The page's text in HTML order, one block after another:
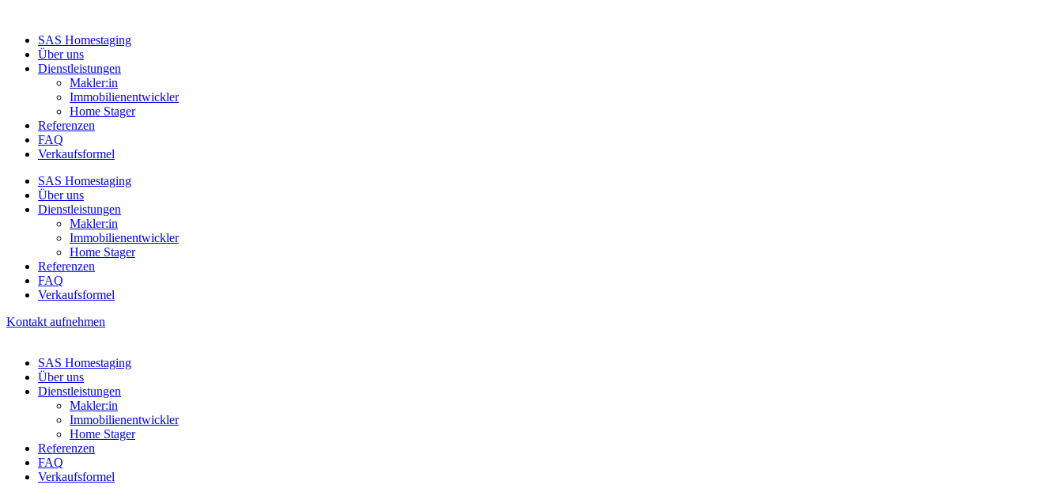
SAS Homestaging
Über uns
Dienstleistungen
Makler:in
Immobilienentwickler
Home Stager
Referenzen
FAQ
Verkaufsformel
SAS Homestaging
Über uns
Dienstleistungen
Makler:in
Immobilienentwickler
Home Stager
Referenzen
FAQ
Verkaufsformel
Kontakt aufnehmen
SAS Homestaging
Über uns
Dienstleistungen
Makler:in
Immobilienentwickler
Home Stager
Referenzen
FAQ
Verkaufsformel